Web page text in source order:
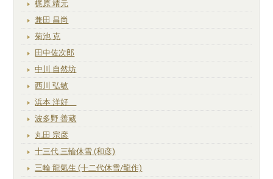
梶原 靖元
兼田 昌尚
菊池 克
田中佐次郎
中川 自然坊
西川 弘敏
浜本 洋好
波多野 善蔵
丸田 宗彦
十三代 三輪休雪 (和彦)
三輪 龍氣生 (十二代休雪/龍作)